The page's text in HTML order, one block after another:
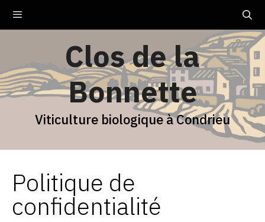
Clos de la
Bonnette
Viticulture biologique à Condrieu
Politique de
confidentialité